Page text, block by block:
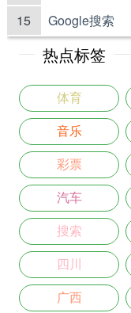
15 Google搜索
热点标签
体育
音乐
彩票
汽车
搜索
四川
广西